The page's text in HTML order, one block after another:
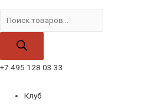
товаров
+7 495 128 03 33
Клуб